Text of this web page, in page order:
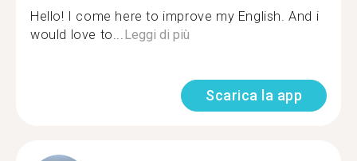
Hello! I come here to improve my English. And i
would love to...Leggi di più
Scarica la app